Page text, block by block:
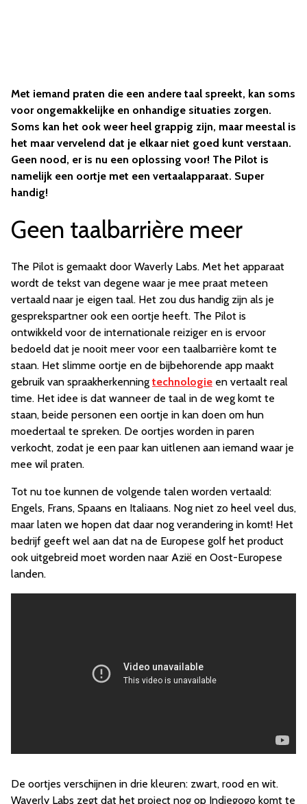
Met iemand praten die een andere taal spreekt, kan soms
voor ongemakkelijke en onhandige situaties zorgen.
Soms kan het ook weer heel grappig zijn, maar meestal is
het maar vervelend dat je elkaar niet goed kunt verstaan.
Geen nood, er is nu een oplossing voor! The Pilot is
namelijk een oortje met een vertaalapparaat. Super
handig!
Geen taalbarrière meer
The Pilot is gemaakt door Waverly Labs. Met het apparaat
wordt de tekst van degene waar je mee praat meteen
vertaald naar je eigen taal. Het zou dus handig zijn als je
gesprekspartner ook een oortje heeft. The Pilot is
ontwikkeld voor de internationale reiziger en is ervoor
bedoeld dat je nooit meer voor een taalbarrière komt te
staan. Het slimme oortje en de bijbehorende app maakt
gebruik van spraakherkenning technologie en vertaalt real
time. Het idee is dat wanneer de taal in de weg komt te
staan, beide personen een oortje in kan doen om hun
moedertaal te spreken. De oortjes worden in paren
verkocht, zodat je een paar kan uitlenen aan iemand waar je
mee wil praten.
Tot nu toe kunnen de volgende talen worden vertaald:
Engels, Frans, Spaans en Italiaans. Nog niet zo heel veel dus,
maar laten we hopen dat daar nog verandering in komt! Het
bedrijf geeft wel aan dat na de Europese golf het product
ook uitgebreid moet worden naar Azië en Oost-Europese
landen.
De oortjes verschijnen in drie kleuren: zwart, rood en wit.
Waverly Labs zegt dat het project nog op Indiegogo komt te